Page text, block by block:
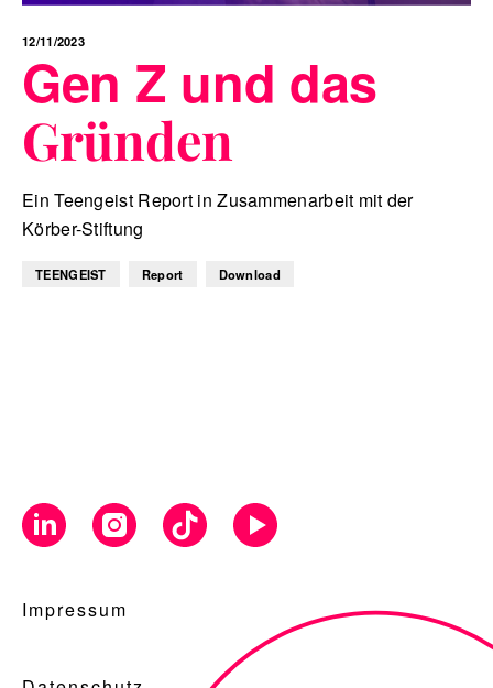
12/11/2023
Gen Z und das
Gründen
Ein Teengeist Report in Zusammenarbeit mit der
Körber-Stiftung
TEENGEIST Report Download
Impressum